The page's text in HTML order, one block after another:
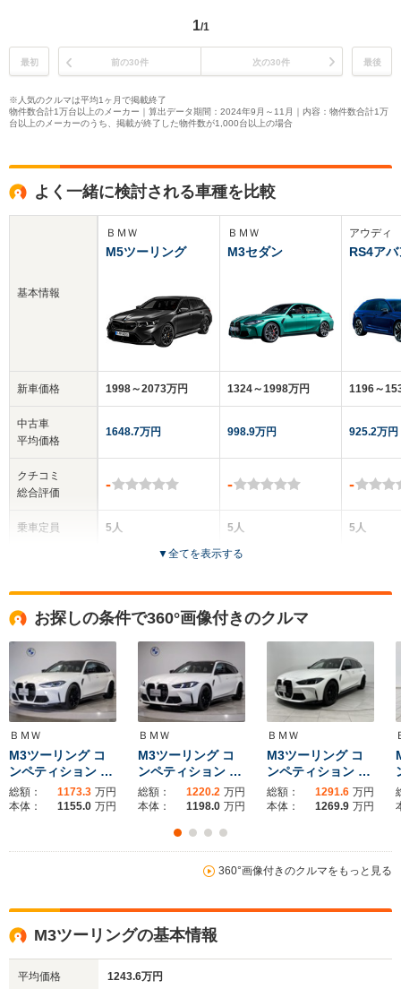
1/1
最初 前の30件 次の30件 最後
※人気のクルマは平均1ヶ月で掲載終了
物件数合計1万台以上のメーカー｜算出データ期間：2024年9月～11月｜内容：物件数合計1万
台以上のメーカーのうち、掲載が終了した物件数が1,000台以上の場合
よく一緒に検討される車種を比較
基本情報
新車価格
中古車
平均価格
クチコミ
総合評価
乗車定員
サイズ
(全長x全幅x全高)
燃費
ＢＭＷ
M5ツーリング
1998～2073万円
1648.7万円
-
5人
1.52m
全幅
1.97m
全長
5.1m
ホイールベース
-m
└郊外:9.9km/L
└高速道路:11.8km/L
ＢＭＷ
M3セダン
1324～1998万円
998.9万円
-
5人
4ドア
1.44m～1.45m
1.91m～1.92m
全長
4.81m
ホイールベース
-m
9.7～10.0km/L
└市街地:6.6～
アウディ
RS4ア
1196～
925.2万円
-
5人
ホイー
9.7～
▼全てを表示する
お探しの条件で360°画像付きのクルマ
ＢＭＷ
M3ツーリング コ
ンペティション …
総額： 1173.3 万円
本体：
1155.0 万円
ＢＭＷ
M3ツーリング コ
ンペティション …
総額： 1220.2 万円
本体：
1198.0 万円
ＢＭＷ
M3ツーリング コ
ンペティション …
総額： 1291.6 万円
本体：
1269.9 万円
360°画像付きのクルマをもっと見る
M3ツーリングの基本情報
平均価格 1243.6万円